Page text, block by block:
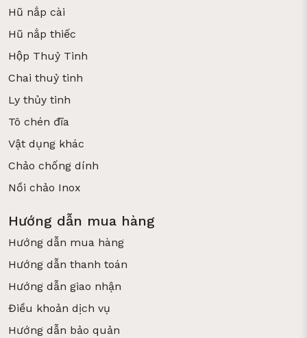
Hũ nắp cài
Hũ nắp thiếc
Hộp Thuỷ Tinh
Chai thuỷ tinh
Ly thủy tinh
Tô chén đĩa
Vật dụng khác
Chảo chống dính
Nồi chảo Inox
Hướng dẫn mua hàng
Hướng dẫn mua hàng
Hướng dẫn thanh toán
Hướng dẫn giao nhận
Điều khoản dịch vụ
Hướng dẫn bảo quản